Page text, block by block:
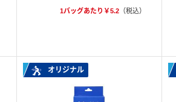
1バッグあたり￥5.2（税込）
オリジナル